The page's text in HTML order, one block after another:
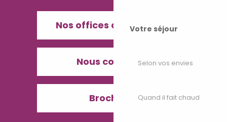
Votre séjour
Selon vos envies
Quand il fait chaud
Nos offices de Tourisme
Nous contacter
Brochures